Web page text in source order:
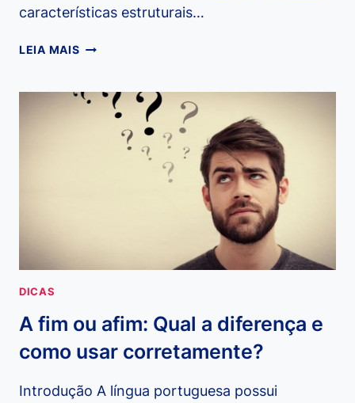
características estruturais…
LEIA MAISTIPOLOGIA
E
EXEMPLOS
DICAS
A fim ou afim: Qual a diferença e
como usar corretamente?
Introdução A língua portuguesa possui